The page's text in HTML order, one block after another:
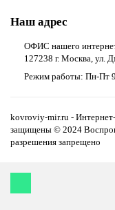
Наш адрес
ОФИС нашего
127238 г. Москва, ул.
Режим работы: Пн-Пт
kovroviy-mir.ru -
защищены © 2024
разрешения запрещено